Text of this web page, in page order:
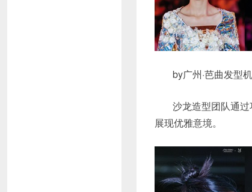
by广州·芭曲发型
沙龙造型团队通
展现优雅意境。